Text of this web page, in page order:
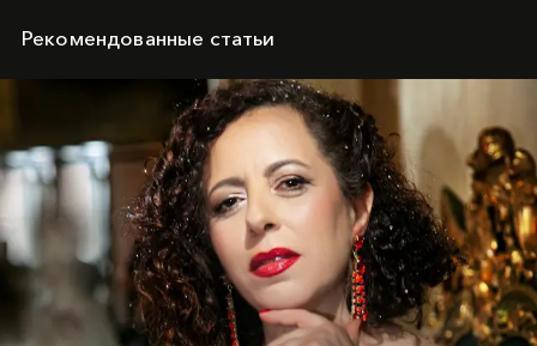
Рекомендованные статьи